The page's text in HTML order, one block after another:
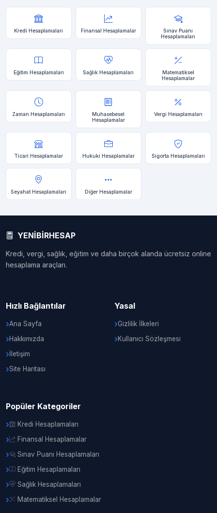
Kredi Hesaplamaları Finansal Hesaplamalar
Sınav Puanı
Hesaplamaları
Eğitim Hesaplamaları Sağlık Hesaplamaları
Matematiksel
Hesaplamalar
Zaman Hesaplamaları
Muhasebesel
Hesaplamalar
Vergi Hesaplamaları
Ticari Hesaplamalar Hukuki Hesaplamalar Sigorta Hesaplamaları
Seyahat Hesaplamaları Diğer Hesaplamalar
YENİBİRHESAP
Kredi, vergi, sağlık, eğitim ve daha birçok alanda ücretsiz online
hesaplama araçları.
Hızlı Bağlantılar
Ana Sayfa
Hakkımızda
İletişim
Site Haritası
Yasal
Gizlilik İlkeleri
Kullanıcı Sözleşmesi
Popüler Kategoriler
Kredi Hesaplamaları
Finansal Hesaplamalar
Sınav Puanı Hesaplamaları
Eğitim Hesaplamaları
Sağlık Hesaplamaları
Matematiksel Hesaplamalar